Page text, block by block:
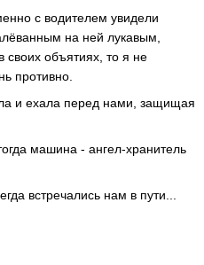
с водителем увидели
на ней лукавым,
своих объятиях, то я не
противно.
и ехала перед нами, защищая
машина - ангел-хранитель
встречались нам в пути...